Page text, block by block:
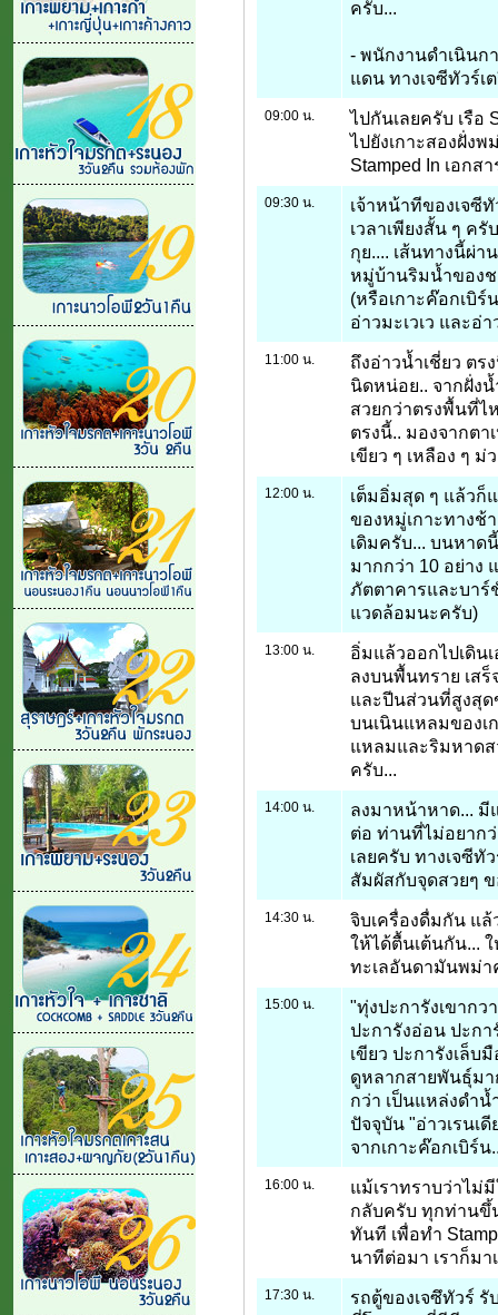
ครับ...
- พนักงานดำเนินก
แดน ทางเจซีทัวร์เ
09:00 น.
ไปกันเลยครับ เรือ
ไปยังเกาะสองฝั่ง
Stamped In เอก
09:30 น.
เจ้าหน้าทีของเจซี
เวลาเพียงสั้น ๆ ครั
กุย.... เส้นทางนี้ผ่า
หมู่บ้านริมน้ำของช
(หรือเกาะค๊อกเบิร์
อ่าวมะเวเว และอ่
11:00 น.
ถึงอ่าวน้ำเชี่ยว ตร
นิดหน่อย.. จากฝั่ง
สวยกว่าตรงพื้นที่ไ
ตรงนี้.. มองจากตา
เขียว ๆ เหลือง ๆ ม่
12:00 น.
เต็มอิ่มสุด ๆ แล้วก็
ของหมู่เกาะทางช้
เดิมครับ... บนหาด
มากกว่า 10 อย่าง
ภัตตาคารและบาร์
แวดล้อมนะครับ)
13:00 น.
อิ่มแล้วออกไปเดิน
ลงบนพื้นทราย เสร็
และปีนส่วนที่สูงสุด
บนเนินแหลมของเ
แหลมและริมหาดส
ครับ...
14:00 น.
ลงมาหน้าหาด... มี
ต่อ ท่านที่ไม่อยาก
เลยครับ ทางเจซีทั
สัมผัสกับจุดสวยๆ
14:30 น.
จิบเครื่องดื่มกัน แ
ให้ได้ตื้นเต้นกัน...
ทะเลอันดามันพม่า
15:00 น.
"ทุ่งปะการังเขากว
ปะการังอ่อน ปะกา
เขียว ปะการังเล็
ดูหลากสายพันธุ์มา
กว่า เป็นแหล่งดำ
ปัจจุบัน "อ่าวเรนเ
จากเกาะค๊อกเบิร์
16:00 น.
แม้เราทราบว่าไม่
กลับครับ ทุกท่านขึ้
ทันที เพื่อทำ
นาทีต่อมา เราก็ม
17:30 น.
รถตู้ของเจซึทัวร์ รั